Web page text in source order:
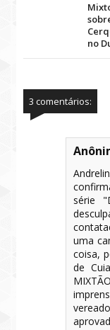
no
3 comentários:
série
uma
coisa,
de